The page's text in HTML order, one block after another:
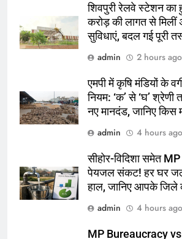
शिवपुरी रेलवे स्टेशन
करोड़ की लागत से मिलीं
सुविधाएं, बदल गई पूरी
admin
2 hours ago
एमपी में कृषि मंडियों के
नियम: ‘क’ से ‘घ’
नए मानदंड, जानिए किस
admin
4 hours ago
सीहोर-विदिशा समेत
पेयजल संकट! हर घर जल
हाल, जानिए आपके जिले
admin
4 hours ago
MP Bureaucracy